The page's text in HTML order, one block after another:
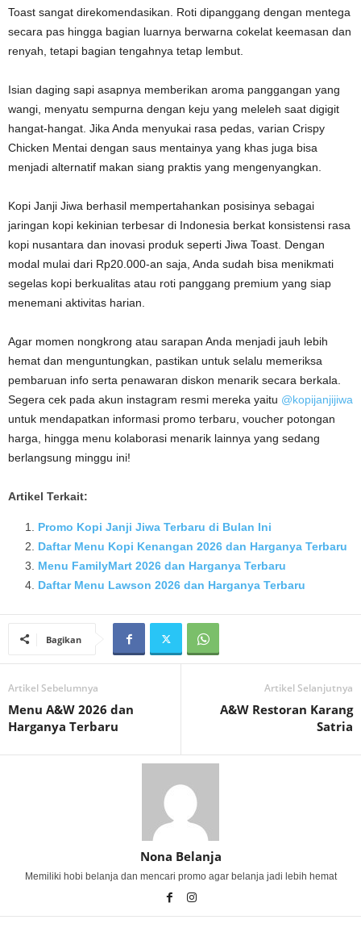
Toast sangat direkomendasikan. Roti dipanggang dengan mentega
secara pas hingga bagian luarnya berwarna cokelat keemasan dan
renyah, tetapi bagian tengahnya tetap lembut.
Isian daging sapi asapnya memberikan aroma panggangan yang
wangi, menyatu sempurna dengan keju yang meleleh saat digigit
hangat-hangat. Jika Anda menyukai rasa pedas, varian Crispy
Chicken Mentai dengan saus mentainya yang khas juga bisa
menjadi alternatif makan siang praktis yang mengenyangkan.
Kopi Janji Jiwa berhasil mempertahankan posisinya sebagai
jaringan kopi kekinian terbesar di Indonesia berkat konsistensi rasa
kopi nusantara dan inovasi produk seperti Jiwa Toast. Dengan
modal mulai dari Rp20.000-an saja, Anda sudah bisa menikmati
segelas kopi berkualitas atau roti panggang premium yang siap
menemani aktivitas harian.
Agar momen nongkrong atau sarapan Anda menjadi jauh lebih
hemat dan menguntungkan, pastikan untuk selalu memeriksa
pembaruan info serta penawaran diskon menarik secara berkala.
Segera cek pada akun instagram resmi mereka yaitu @kopijanjijiwa
untuk mendapatkan informasi promo terbaru, voucher potongan
harga, hingga menu kolaborasi menarik lainnya yang sedang
berlangsung minggu ini!
Artikel Terkait:
Promo Kopi Janji Jiwa Terbaru di Bulan Ini
Daftar Menu Kopi Kenangan 2026 dan Harganya Terbaru
Menu FamilyMart 2026 dan Harganya Terbaru
Daftar Menu Lawson 2026 dan Harganya Terbaru
Bagikan
Artikel Sebelumnya
Menu A&W 2026 dan
Harganya Terbaru
Artikel Selanjutnya
A&W Restoran Karang
Satria
Nona Belanja
Memiliki hobi belanja dan mencari promo agar belanja jadi lebih hemat